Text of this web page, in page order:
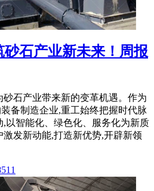
砂石产业新未来！周报
砂石产业带来新的变革机遇。作为
备制造企业,重工始终把握时代脉
,以智能化、绿色化、服务化为新质
发新动能,打造新优势,开辟新领